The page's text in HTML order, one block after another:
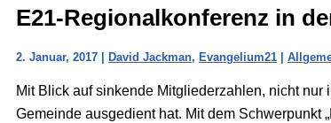
E21-Regionalkonferenz in
2. Januar, 2017 | David Jackman, Evangelium21 |
Mit Blick auf sinkende Mitgliederzahlen, nicht
Gemeinde ausgedient hat. Mit dem Schwerpunkt